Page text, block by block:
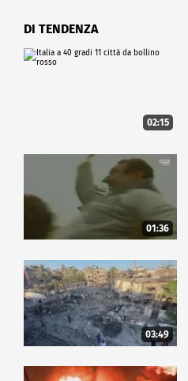
DI TENDENZA
02:15
01:36
03:49